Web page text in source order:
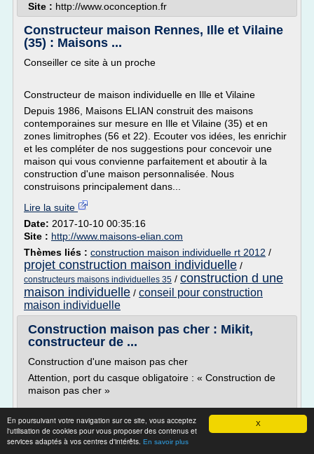
X
En poursuivant votre navigation sur ce site, vous acceptez
l'utilisation de cookies pour vous proposer des contenus et
services adaptés à vos centres d'intérêts. En savoir plus
Site : http://www.oconception.fr
Constructeur maison Rennes, Ille et Vilaine
(35) : Maisons ...
Conseiller ce site à un proche
Constructeur de maison individuelle en Ille et Vilaine
Depuis 1986, Maisons ELIAN construit des maisons
contemporaines sur mesure en Ille et Vilaine (35) et en
zones limitrophes (56 et 22). Ecouter vos idées, les enrichir
et les compléter de nos suggestions pour concevoir une
maison qui vous convienne parfaitement et aboutir à la
construction d'une maison personnalisée. Nous
construisons principalement dans...
Lire la suite
Date: 2017-10-10 00:35:16
Site : http://www.maisons-elian.com
Thèmes liés : construction maison individuelle rt 2012 /
projet construction maison individuelle /
constructeurs maisons individuelles 35 / construction d une
maison individuelle / conseil pour construction
maison individuelle
Construction maison pas cher : Mikit,
constructeur de ...
Construction d'une maison pas cher
Attention, port du casque obligatoire : « Construction de
maison pas cher »
Pour celui qui souhaite acquérir une maison pas cher,
deux choix sont possibles pour la construction :